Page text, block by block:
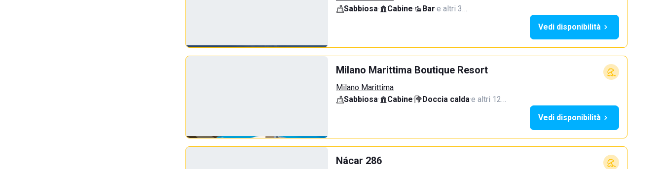
Sabbiosa· Cabine· Bar·e altri 3…
Vedi disponibilità
Milano Marittima Boutique Resort
Milano Marittima
Sabbiosa· Cabine· Doccia calda·e altri 12…
Vedi disponibilità
Nácar 286